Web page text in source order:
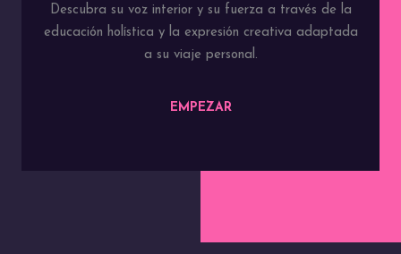
Descubra su voz interior y su fuerza a través de la
educación holística y la expresión creativa adaptada
a su viaje personal.
EMPEZAR